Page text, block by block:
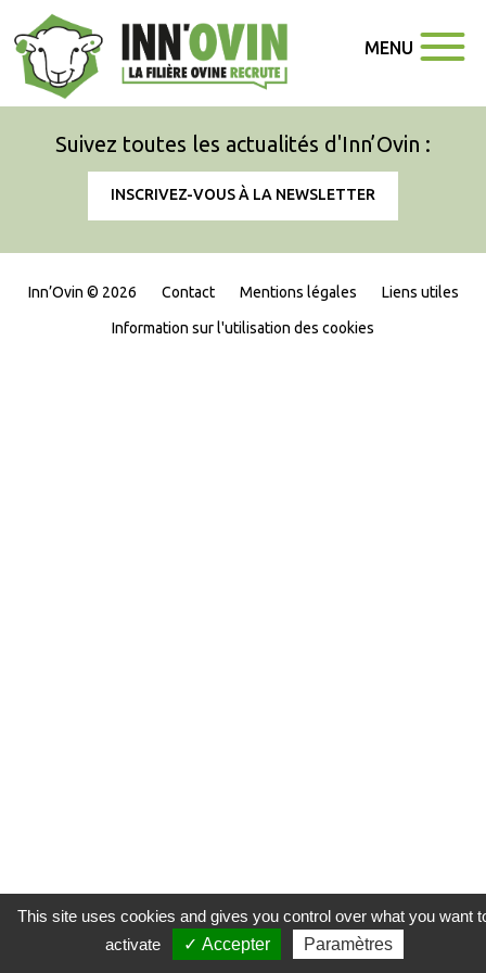
MENU
Suivez toutes les actualités d'Inn’Ovin :
INSCRIVEZ-VOUS À LA NEWSLETTER
Inn’Ovin © 2026 Contact Mentions légales Liens utiles
Information sur l'utilisation des cookies
This site uses cookies and gives you control over what you want
activate
✓ Accepter Paramètres